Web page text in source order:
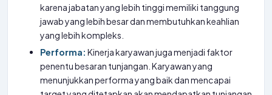
karena jabatan yang lebih tinggi memiliki tanggung
jawab yang lebih besar dan membutuhkan keahlian
yang lebih kompleks.
Performa: Kinerja karyawan juga menjadi faktor
penentu besaran tunjangan. Karyawan yang
menunjukkan performa yang baik dan mencapai